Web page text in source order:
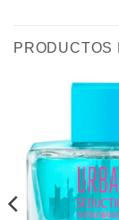
PRODUCTOS